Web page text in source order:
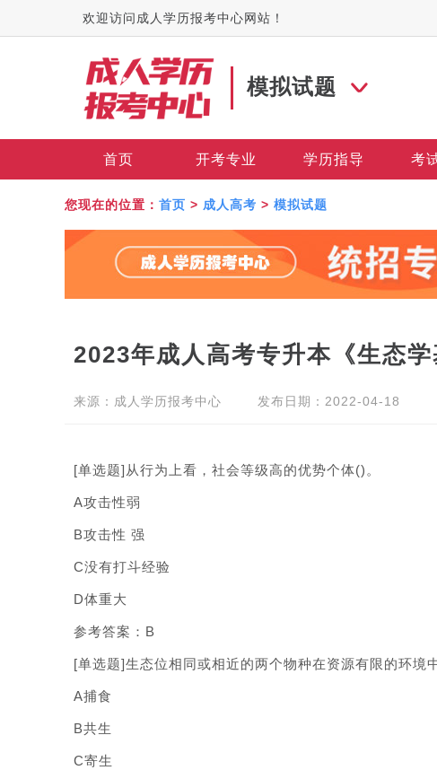
欢迎访问成人学历报考中心网站！
模拟试题
首页 开考专业 学历指导 考
您现在的位置： 首页 > 成人高考 > 模拟试题
2023年成人高考专升本《生态
来源： 成人学历报考中心 发布日期：2022-04-18
[单选题]从行为上看，社会等级高的优势个体()。
A攻击性弱
B攻击性 强
C没有打斗经验
D体重大
参考答案：B
[单选题]生态位相同或相近的两个物种在资源有限的环境
A捕食
B共生
C寄生